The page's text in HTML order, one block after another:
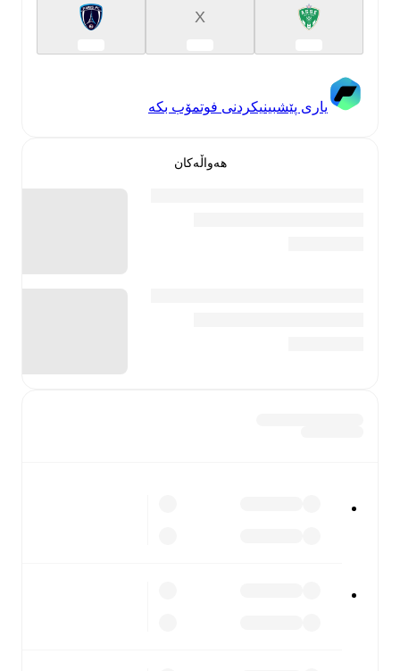
یاری پێشبینیکردنی فوتمۆب بکە
هەواڵەکان